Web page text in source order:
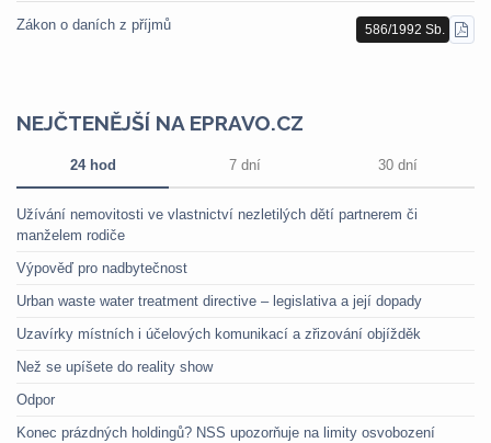
Zákon o daních z příjmů 586/1992 Sb.
PDF
NEJČTENĚJŠÍ NA EPRAVO.CZ
24 hod 7 dní 30 dní
Užívání nemovitosti ve vlastnictví nezletilých dětí partnerem či
manželem rodiče
Výpověď pro nadbytečnost
Urban waste water treatment directive – legislativa a její dopady
Uzavírky místních i účelových komunikací a zřizování objížděk
Než se upíšete do reality show
Odpor
Konec prázdných holdingů? NSS upozorňuje na limity osvobození